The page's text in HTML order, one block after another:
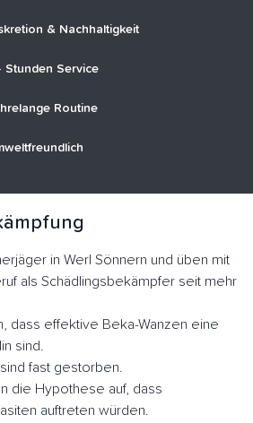
& Nachhaltigkeit
Stunden Service
Routine
in Werl Sönnern und üben mit
als Schädlingsbekämpfer seit mehr
dass effektive Beka-Wanzen eine
sind.
fast gestorben.
die Hypothese auf, dass
auftreten würden.